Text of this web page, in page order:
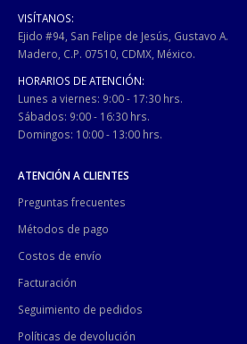
VISÍTANOS:
Ejido #94, San Felipe de Jesús, Gustavo A.
Madero, C.P. 07510, CDMX, México.
HORARIOS DE ATENCIÓN:
Lunes a viernes: 9:00 - 17:30 hrs.
Sábados: 9:00 - 16:30 hrs.
Domingos: 10:00 - 13:00 hrs.
ATENCIÓN A CLIENTES
Preguntas frecuentes
Métodos de pago
Costos de envío
Facturación
Seguimiento de pedidos
Políticas de devolución